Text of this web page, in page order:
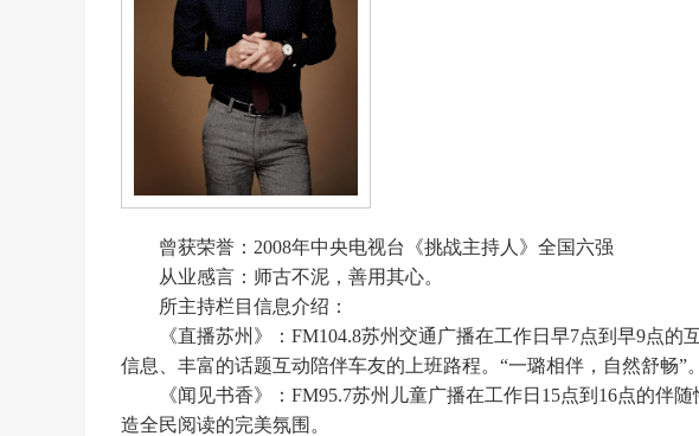
曾获荣誉：2008年中央电视台《挑战主持人》全国六强
从业感言：师古不泥，善用其心。
所主持栏目信息介绍：
《直播苏州》：FM104.8苏州交通广播在工作日早7点到早9点
信息、丰富的话题互动陪伴车友的上班路程。“一璐相伴，自然舒畅”。
《闻见书香》：FM95.7苏州儿童广播在工作日15点到16点的伴
造全民阅读的完美氛围。